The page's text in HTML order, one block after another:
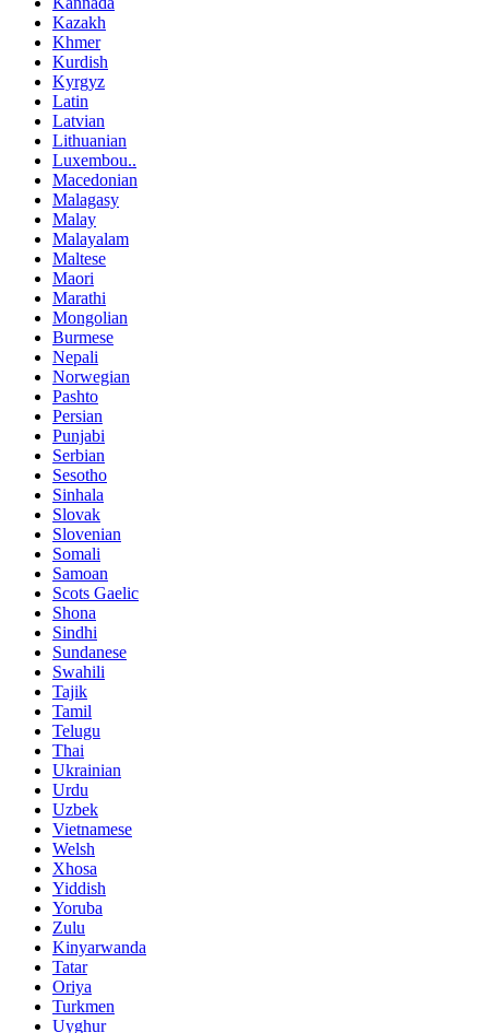
Kazakh
Khmer
Kurdish
Kyrgyz
Latin
Latvian
Lithuanian
Luxembou..
Macedonian
Malagasy
Malay
Malayalam
Maltese
Maori
Marathi
Mongolian
Burmese
Nepali
Norwegian
Pashto
Persian
Punjabi
Serbian
Sesotho
Sinhala
Slovak
Slovenian
Somali
Samoan
Scots Gaelic
Shona
Sindhi
Sundanese
Swahili
Tajik
Tamil
Telugu
Thai
Ukrainian
Urdu
Uzbek
Vietnamese
Welsh
Xhosa
Yiddish
Yoruba
Zulu
Kinyarwanda
Tatar
Oriya
Turkmen
Uyghur